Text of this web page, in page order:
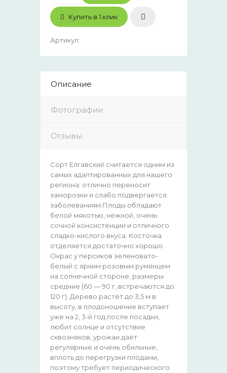
Купить в 1 клик
Артикул:
Описание
Фотографии
Отзывы
Сорт Елгавский считается одним из
самых адаптированных для нашего
региона: отлично переносит
заморозки и слабо подвергается
заболеваниям.Плоды обладают
белой мякотью, нежной, очень
сочной консистенции и отличного
сладко-кислого вкуса. Косточка
отделяется достаточно хорошо.
Окрас у персиков зеленовато-
белый с ярким розовым румянцем
на солнечной стороне, размеры
средние (60 — 90 г, встречаются до
120 г). Дерево растёт до 3,5 м в
высоту, в плодоношение вступает
уже на 2, 3-й год после посадки,
любит солнце и отсутствие
сквозняков, урожаи даёт
регулярные и очень обильные,
вплоть до перегрузки плодами,
поэтому требует периодического